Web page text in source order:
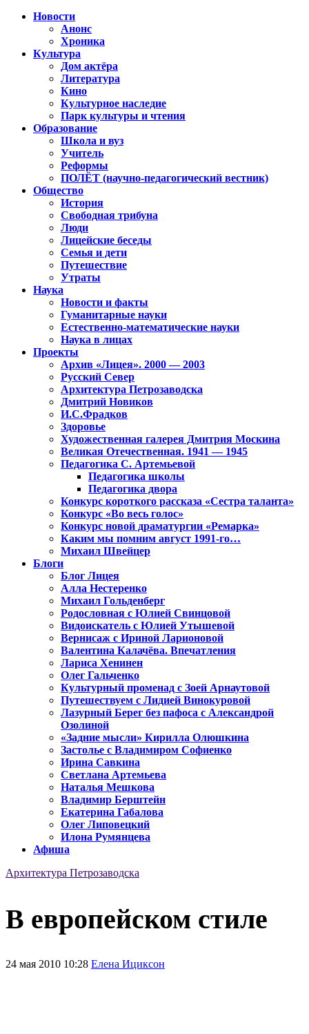
Новости
Анонс
Хроника
Культура
Дом актёра
Литература
Кино
Культурное наследие
Парк культуры и чтения
Образование
Школа и вуз
Учитель
Реформы
ПОЛЁТ (научно-педагогический вестник)
Общество
История
Свободная трибуна
Люди
Лицейские беседы
Семья и дети
Путешествие
Утраты
Наука
Новости и факты
Гуманитарные науки
Естественно-математические науки
Наука в лицах
Проекты
Архив «Лицея». 2000 — 2003
Русский Север
Архитектура Петрозаводска
Дмитрий Новиков
И.С.Фрадков
Здоровье
Художественная галерея Дмитрия Москина
Великая Отечественная. 1941 — 1945
Педагогика С. Артемьевой
Педагогика школы
Педагогика двора
Конкурс короткого рассказа «Сестра таланта»
Конкурс «Во весь голос»
Конкурс новой драматургии «Ремарка»
Каким мы помним август 1991-го…
Михаил Швейцер
Блоги
Блог Лицея
Алла Нестеренко
Михаил Гольденберг
Родословная с Юлией Свинцовой
Видоискатель с Юлией Утышевой
Вернисаж с Ириной Ларионовой
Валентина Калачёва. Впечатления
Лариса Хенинен
Олег Гальченко
Культурный променад с Зоей Арнаутовой
Путешествуем с Лидией Винокуровой
Лазурный Берег без пафоса с Александрой
Озолиной
«Задние мысли» Кирилла Олюшкина
Застолье с Владимиром Софиенко
Ирина Савкина
Светлана Артемьева
Наталья Мешкова
Владимир Берштейн
Екатерина Габалова
Олег Липовецкий
Илона Румянцева
Афиша
Архитектура Петрозаводска
В европейском стиле
24 мая 2010 10:28 Елена Ициксон